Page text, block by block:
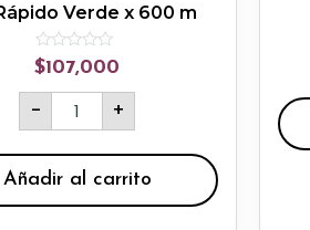
Verde x 600 m
Rated
0
out
$107,000
- +
Añadir al carrito